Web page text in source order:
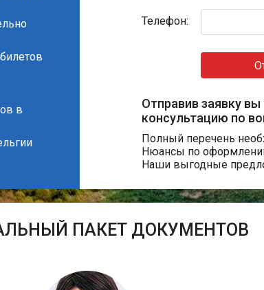
в
Телефон:
Отправив заявку
консультацию по
Полный перечень
Нюансы по
Наши выгодные
ПАКЕТ ДОКУМЕНТОВ